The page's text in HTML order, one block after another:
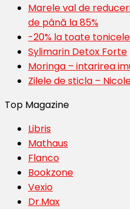
Marele val de
de până la 85%
-20% la toate
Sylimarin Detox Forte
Moringa – intarirea
Zilele de sticla –
Top Magazine
Libris
Mathaus
Flanco
Bookzone
Vexio
Dr.Max